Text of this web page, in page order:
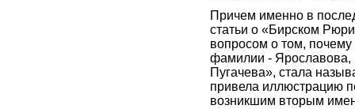
Причем именно в
статьи о «Бирском
вопросом о том,
фамилии - Ярославова,
Пугачева», стала
привела иллюстрацию
возникшим вторым